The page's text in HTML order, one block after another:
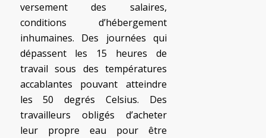
versement des salaires,
conditions d’hébergement
inhumaines. Des journées qui
dépassent les 15 heures de
travail sous des températures
accablantes pouvant atteindre
les 50 degrés Celsius. Des
travailleurs obligés d’acheter
leur propre eau pour être